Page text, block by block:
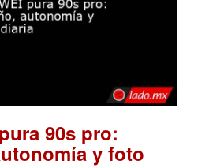
90s pro:
y foto